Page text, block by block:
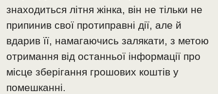
знаходиться літня жінка, він не тільки не
припинив свої протиправні дії, але й
вдарив її, намагаючись залякати, з метою
отримання від останньої інформації про
місце зберігання грошових коштів у
помешканні.